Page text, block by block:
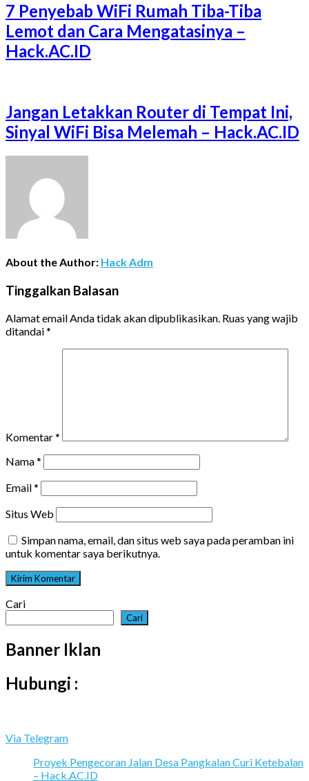
7 Penyebab WiFi Rumah Tiba-Tiba
Lemot dan Cara Mengatasinya –
Hack.AC.ID
Jangan Letakkan Router di Tempat Ini,
Sinyal WiFi Bisa Melemah – Hack.AC.ID
About the Author: Hack Adm
Tinggalkan Balasan
Alamat email Anda tidak akan dipublikasikan. Ruas yang wajib
ditandai*
Komentar*
Nama*
Email*
Situs Web
Simpan nama, email, dan situs web saya pada peramban ini
untuk komentar saya berikutnya.
Cari
Cari
Banner Iklan
Hubungi :
Via Telegram
Proyek Pengecoran Jalan Desa Pangkalan Curi Ketebalan
– Hack.AC.ID